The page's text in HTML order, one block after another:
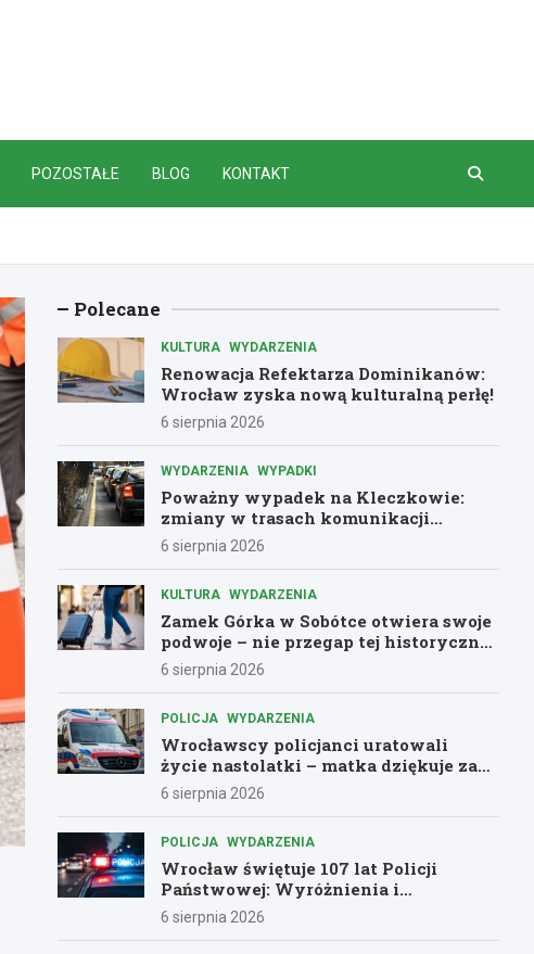
POZOSTAŁE BLOG KONTAKT
Polecane
KULTURA WYDARZENIA
Renowacja Refektarza Dominikanów:
Wrocław zyska nową kulturalną perłę!
6 sierpnia 2026
WYDARZENIA WYPADKI
Poważny wypadek na Kleczkowie:
zmiany w trasach komunikacji
miejskiej
6 sierpnia 2026
KULTURA WYDARZENIA
Zamek Górka w Sobótce otwiera swoje
podwoje – nie przegap tej historycznej
przygody!
6 sierpnia 2026
POLICJA WYDARZENIA
Wrocławscy policjanci uratowali
życie nastolatki – matka dziękuje za
pomoc
6 sierpnia 2026
POLICJA WYDARZENIA
Wrocław świętuje 107 lat Policji
Państwowej: Wyróżnienia i
podziękowania dla bohaterów służby
6 sierpnia 2026